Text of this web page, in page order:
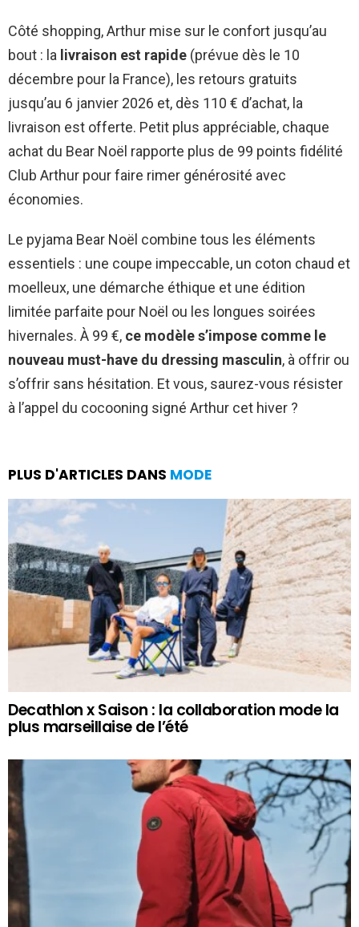
Côté shopping, Arthur mise sur le confort jusqu’au
bout : la livraison est rapide (prévue dès le 10
décembre pour la France), les retours gratuits
jusqu’au 6 janvier 2026 et, dès 110 € d’achat, la
livraison est offerte. Petit plus appréciable, chaque
achat du Bear Noël rapporte plus de 99 points fidélité
Club Arthur pour faire rimer générosité avec
économies.
Le pyjama Bear Noël combine tous les éléments
essentiels : une coupe impeccable, un coton chaud et
moelleux, une démarche éthique et une édition
limitée parfaite pour Noël ou les longues soirées
hivernales. À 99 €, ce modèle s’impose comme le
nouveau must-have du dressing masculin, à offrir ou
s’offrir sans hésitation. Et vous, saurez-vous résister
à l’appel du cocooning signé Arthur cet hiver ?
PLUS D'ARTICLES DANS MODE
Decathlon x Saison : la collaboration mode la
plus marseillaise de l’été